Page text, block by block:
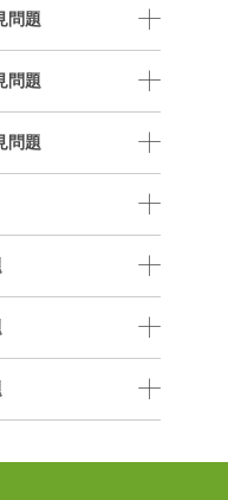
問題
問題
問題